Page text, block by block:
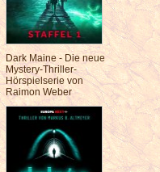
Dark Maine - Die neue
Mystery-Thriller-
Hörspielserie von
Raimon Weber